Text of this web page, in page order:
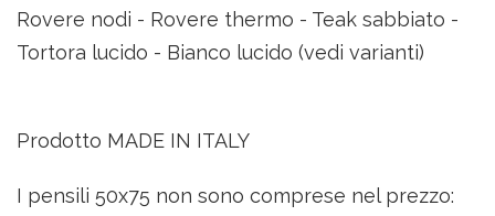
Rovere nodi - Rovere thermo - Teak sabbiato -
Tortora lucido - Bianco lucido (vedi varianti)
Prodotto MADE IN ITALY
I pensili 50x75 non sono comprese nel prezzo: